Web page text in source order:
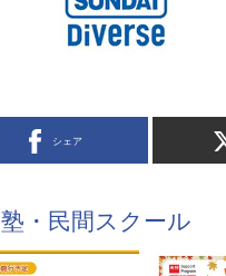
シェア
塾・民間スクール